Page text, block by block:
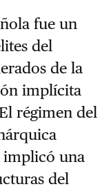
fue un
del
de la
implícita
régimen del
implicó una
del